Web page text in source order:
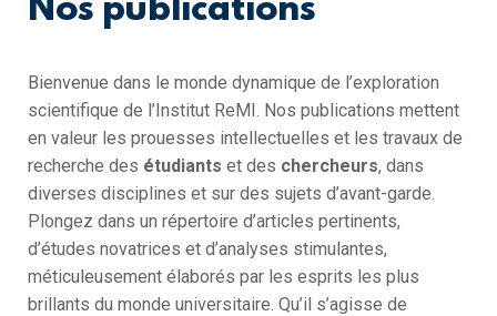
Nos publications
Bienvenue dans le monde dynamique de l’exploration
scientifique de l’Institut ReMI. Nos publications mettent
en valeur les prouesses intellectuelles et les travaux de
recherche des étudiants et des chercheurs, dans
diverses disciplines et sur des sujets d’avant-garde.
Plongez dans un répertoire d’articles pertinents,
d’études novatrices et d’analyses stimulantes,
méticuleusement élaborés par les esprits les plus
brillants du monde universitaire. Qu’il s’agisse de